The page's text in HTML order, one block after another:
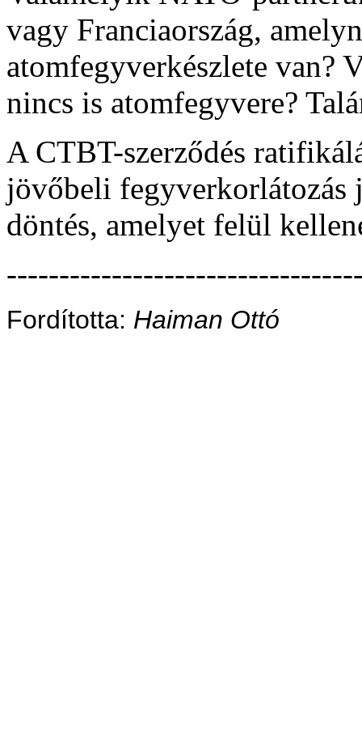
vagy Franciaország,
atomfegyverkészlete van?
nincs is atomfegyvere?
A CTBT-szerződés
jövőbeli fegyverkorlátozás
döntés, amelyet felül
Fordította: Haiman Ottó